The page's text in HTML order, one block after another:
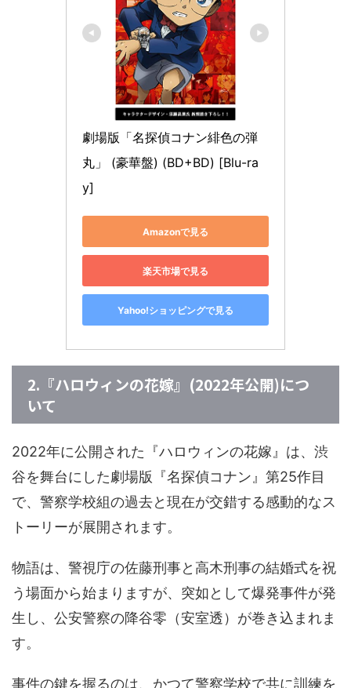
劇場版「名探偵コナン緋色の弾
丸」 (豪華盤) (BD+BD) [Blu-ra
y]
Amazonで見る
楽天市場で見る
Yahoo!ショッピングで見る
2.『ハロウィンの花嫁』(2022年公開)につ
いて
2022年に公開された『ハロウィンの花嫁』は、渋
谷を舞台にした劇場版『名探偵コナン』第25作目
で、警察学校組の過去と現在が交錯する感動的なス
トーリーが展開されます。
物語は、警視庁の佐藤刑事と高木刑事の結婚式を祝
う場面から始まりますが、突如として爆発事件が発
生し、公安警察の降谷零（安室透）が巻き込まれま
す。
事件の鍵を握るのは、かつて警察学校で共に訓練を